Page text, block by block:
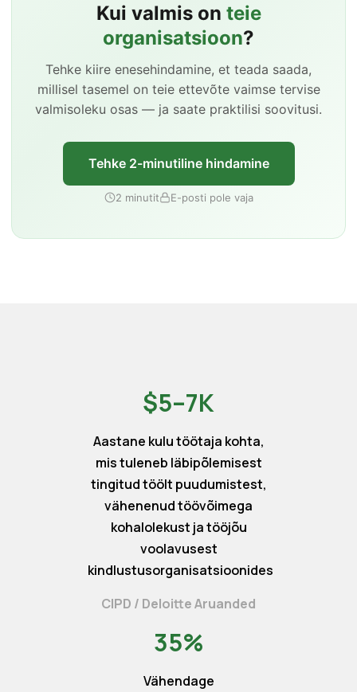
Kui valmis on teie
organisatsioon?
Tehke kiire enesehindamine, et teada saada,
millisel tasemel on teie ettevõte vaimse tervise
valmisoleku osas — ja saate praktilisi soovitusi.
Tehke 2-minutiline hindamine
2 minutit E-posti pole vaja
$5–7K
Aastane kulu töötaja kohta,
mis tuleneb läbipõlemisest
tingitud töölt puudumistest,
vähenenud töövõimega
kohalolekust ja tööjõu
voolavusest
kindlustusorganisatsioonides
CIPD / Deloitte Aruanded
35%
Vähendage